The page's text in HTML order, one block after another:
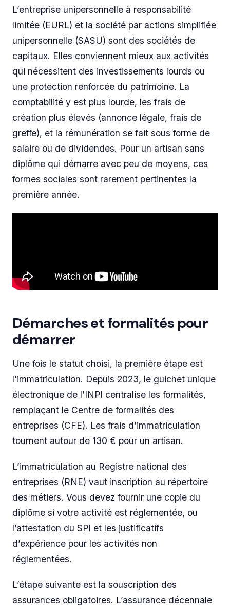
L’entreprise unipersonnelle à responsabilité
limitée (EURL) et la société par actions simplifiée
unipersonnelle (SASU) sont des sociétés de
capitaux. Elles conviennent mieux aux activités
qui nécessitent des investissements lourds ou
une protection renforcée du patrimoine. La
comptabilité y est plus lourde, les frais de
création plus élevés (annonce légale, frais de
greffe), et la rémunération se fait sous forme de
salaire ou de dividendes. Pour un artisan sans
diplôme qui démarre avec peu de moyens, ces
formes sociales sont rarement pertinentes la
première année.
Démarches et formalités pour
démarrer
Une fois le statut choisi, la première étape est
l’immatriculation. Depuis 2023, le guichet unique
électronique de l’INPI centralise les formalités,
remplaçant le Centre de formalités des
entreprises (CFE). Les frais d’immatriculation
tournent autour de 130 € pour un artisan.
L’immatriculation au Registre national des
entreprises (RNE) vaut inscription au répertoire
des métiers. Vous devez fournir une copie du
diplôme si votre activité est réglementée, ou
l’attestation du SPI et les justificatifs
d’expérience pour les activités non
réglementées.
L’étape suivante est la souscription des
assurances obligatoires. L’assurance décennale